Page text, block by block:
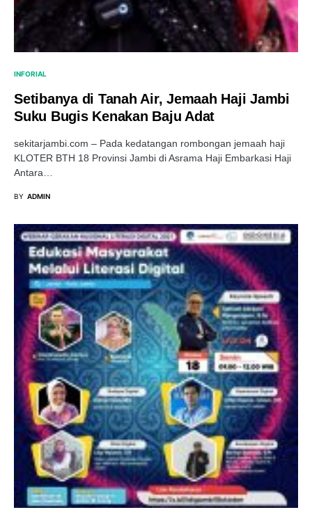
INFORIAL
Setibanya di Tanah Air, Jemaah Haji Jambi
Suku Bugis Kenakan Baju Adat
sekitarjambi.com – Pada kedatangan rombongan jemaah haji
KLOTER BTH 18 Provinsi Jambi di Asrama Haji Embarkasi Haji
Antara…
BY ADMIN